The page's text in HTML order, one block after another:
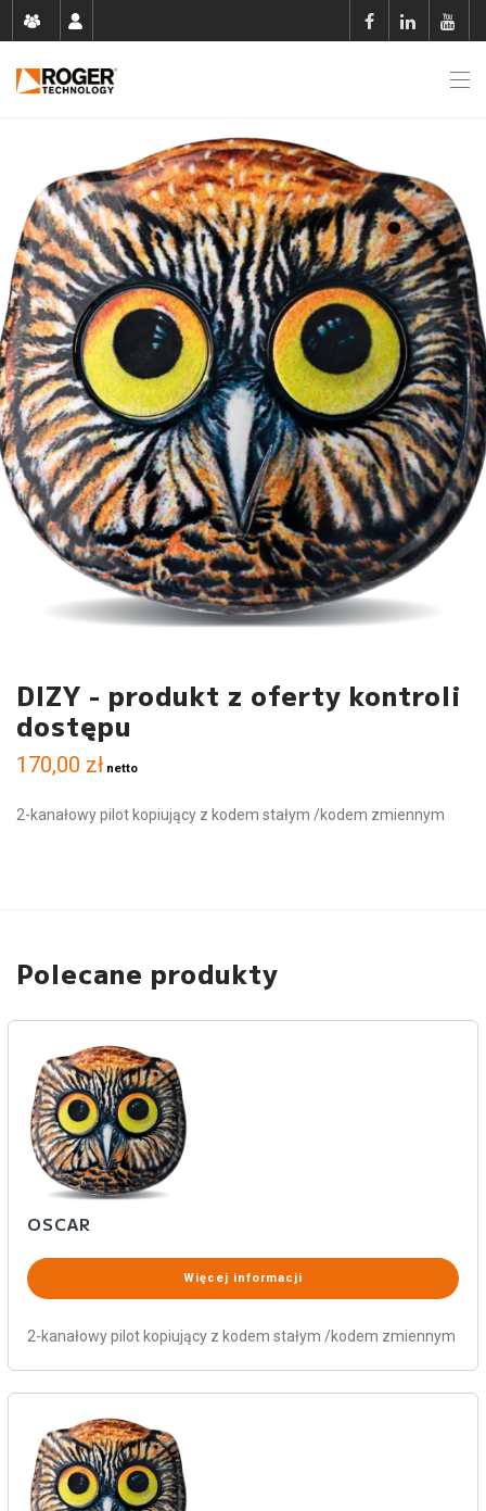
DIZY - produkt z oferty kontroli
dostępu
170,00 zł netto
2-kanałowy pilot kopiujący z kodem stałym /kodem zmiennym
Polecane produkty
OSCAR
Więcej informacji
2-kanałowy pilot kopiujący z kodem stałym /kodem zmiennym